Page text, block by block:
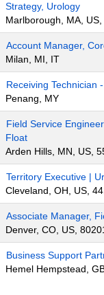
Strategy, Urology
Marlborough, MA,
Account Manager,
Milan, MI, IT
Receiving Technician
Penang, MY
Field Service
Float
Arden Hills, MN, US,
Territory Executive |
Cleveland, OH, US,
Associate Manager,
Denver, CO, US,
Business Support
Hemel Hempstead,